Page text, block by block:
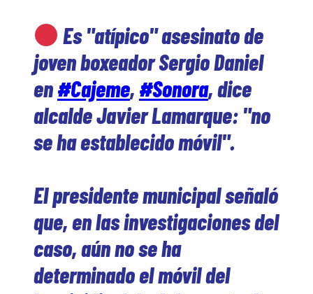
Es "atípico" asesinato de
joven boxeador Sergio Daniel
en#Cajeme, #Sonora, dice
alcalde Javier Lamarque: "no
se ha establecido móvil".
El presidente municipal señaló
que, en las investigaciones del
caso, aún no se ha
determinado el móvil del